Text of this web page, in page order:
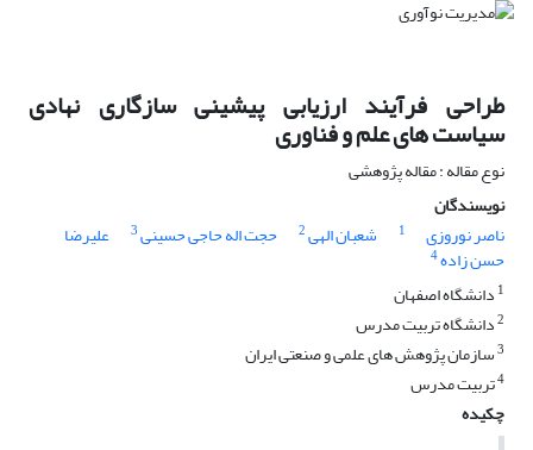
طراحی فرآیند ارزیابی پیشینی سازگاری نهادی
سیاست های علم و فناوری
نوع مقاله : مقاله پژوهشی
نویسندگان
ناصر نوروزی
1 شعبان الهی2 حجت اله حاجی حسینی3 علیرضا
حسن زاده4
1 دانشگاه اصفهان
2دانشگاه تربیت مدرس
3سازمان پژوهش های علمی و صنعتی ایران
4تربیت مدرس
چکیده